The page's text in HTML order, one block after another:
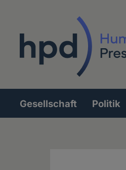
Hauptnavigation
Gesellschaft Politik